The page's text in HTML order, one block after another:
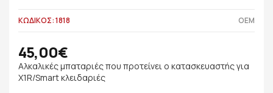
ΚΩΔΙΚΟΣ: 1818 OEM
45,00€
Αλκαλικές μπαταριές που προτείνει ο κατασκευαστής για
X1R/Smart κλειδαριές